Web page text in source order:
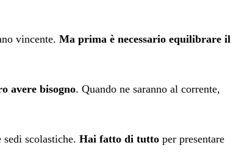
vincente. Ma prima è necessario equilibrare il
avere bisogno. Quando ne saranno al corrente,
scolastiche. Hai fatto di tutto per presentare